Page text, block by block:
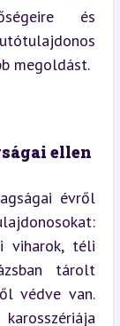
és
megoldást.
ellen
évről
viharok, téli
tárolt
védve van.